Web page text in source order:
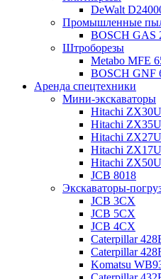
DeWalt
Промышленные
BOSCH GAS
Штроборезы
Metabo MFE
BOSCH GNF
Аренда спецтехники
Мини-экскаваторы
Hitachi ZX30U
Hitachi ZX35U
Hitachi ZX27U
Hitachi
Hitachi ZX50U
JCB 8018
Экскаваторы-
JCB 3CX
JCB 5CX
JCB 4CX
Caterpillar
Caterpillar
Komatsu